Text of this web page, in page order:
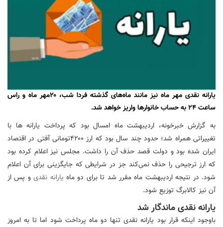
یارانه نقدی مهر ماه نیز مانند ماه‌های گذشته فردا شب، ۲۰مهر ماه و راس
ساعت ۲۴ به حساب خانوارها واریز خواهد شد.
به گزارش خبرخونه، اردیبهشت ماه امسال بود که پرداخت یارانه ها با
تغییراتی همراه شد؛ حدود چند سال بود که ارز ۴۲۰۰تومانی آفتی در اقتصاد
ایران شده بود و دولت قصد حذف آن را داشت. مجلس نیز اعلام کرده بود
که ارز ترجیحی را حذف نمی‌کند جز در شرایطی که جایگزینی برای آن اعلام
شود. در نتیجه اردیبهشت ماه مقرر شد تا برای دو ماه یارانه نقدیو پس از
آن نیز کالابرگ توزیع شود.
یارانه نقدی ماندگار شد
باوجود اینکه قرار بود یارانه نقدی تنها دو ماه پرداخت شود اما تا به امروز